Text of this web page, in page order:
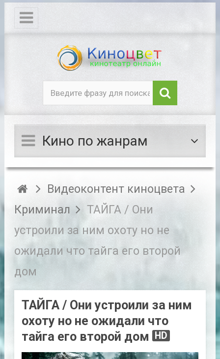
Кино по жанрам
Видеоконтент киноцвета
Криминал
ТАЙГА / Они
устроили за ним охоту но не
ожидали что тайга его второй
дом
ТАЙГА / Они устроили за ним
охоту но не ожидали что
тайга его второй дом
HD